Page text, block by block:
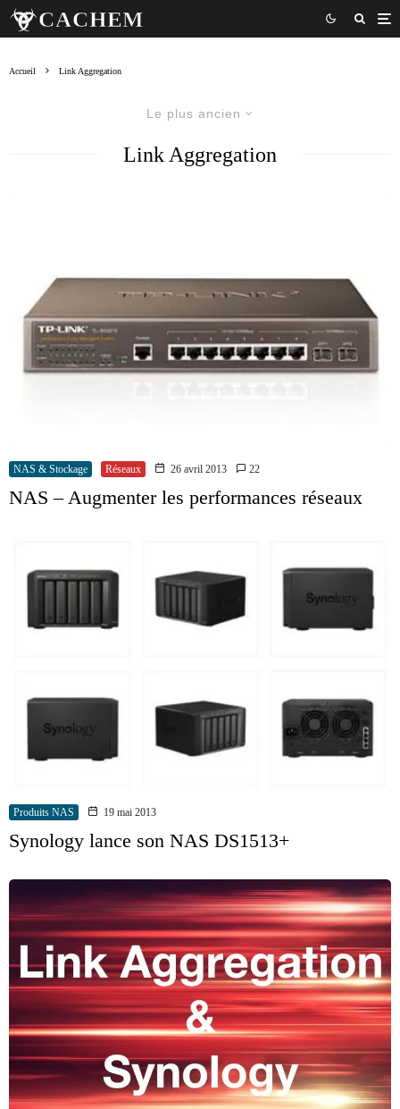
Accueil Link Aggregation
Le plus ancien
Link Aggregation
NAS & Stockage Réseaux 26 avril 2013 22
NAS – Augmenter les performances réseaux
Produits NAS 19 mai 2013
Synology lance son NAS DS1513+